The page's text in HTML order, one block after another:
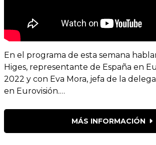
En el programa de esta semana
Higes, representante de España en
2022 y con Eva Mora, jefa de la
en Eurovisión.…
MÁS INFORMACIÓN